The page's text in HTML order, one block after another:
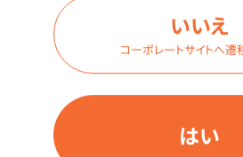
はい
いいえ
コーポレートサイトへ遷
※お湯を入れての使用や長時間の
※通常の紙コップより底の直径が
取扱の取っ手付きカップホルダー
プッシュポンはご使用いただけませ
※カップホルダーは41-3844をご使